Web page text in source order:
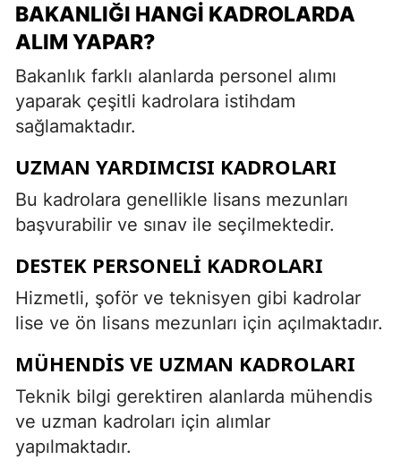
BAKANLIĞI HANGI KADROLARDA
ALIM YAPAR?
Bakanlık farklı alanlarda personel alımı
yaparak çeşitli kadrolara istihdam
sağlamaktadır.
UZMAN YARDIMCISI KADROLARI
Bu kadrolara genellikle lisans mezunları
başvurabilir ve sınav ile seçilmektedir.
DESTEK PERSONELI KADROLARI
Hizmetli, şoför ve teknisyen gibi kadrolar
lise ve ön lisans mezunları için açılmaktadır.
MÜHENDIS VE UZMAN KADROLARI
Teknik bilgi gerektiren alanlarda mühendis
ve uzman kadroları için alımlar
yapılmaktadır.